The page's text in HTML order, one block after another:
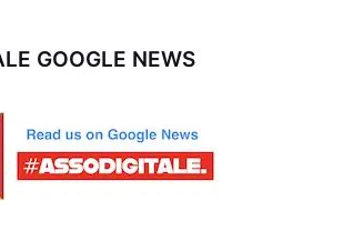
GOOGLE NEWS